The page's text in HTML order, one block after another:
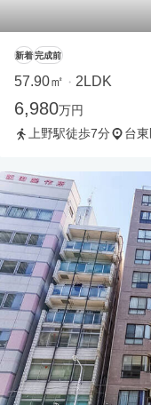
新着 完成前
57.90㎡ ・ 2LDK
6,980万円
上野駅徒歩7分
台